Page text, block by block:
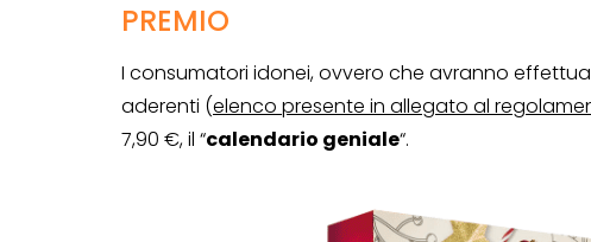
PREMIO
I consumatori idonei, ovvero che avranno
aderenti (elenco presente in allegato al
7,90 €, il “calendario geniale“.
CONCORSI CON ACQUISTO